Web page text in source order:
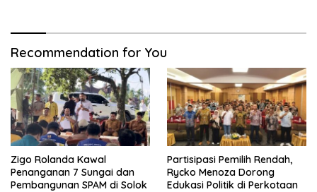
Recommendation for You
Zigo Rolanda Kawal
Penanganan 7 Sungai dan
Pembangunan SPAM di Solok
Partisipasi Pemilih Rendah,
Rycko Menoza Dorong
Edukasi Politik di Perkotaan